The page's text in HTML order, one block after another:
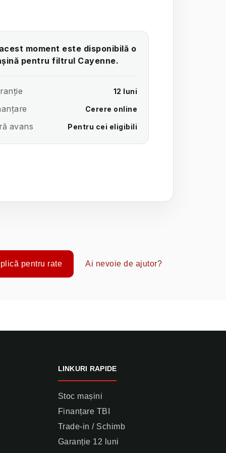
moment este disponibilă o
pentru filtrul Cayenne.
12 luni
Cerere online
avans Pentru cei eligibili
pentru rate Ai nevoie de ajutor?
LINKURI RAPIDE
Stoc mașini
Finanțare TBI
Trade-in / Schimb
Garanție 12 luni